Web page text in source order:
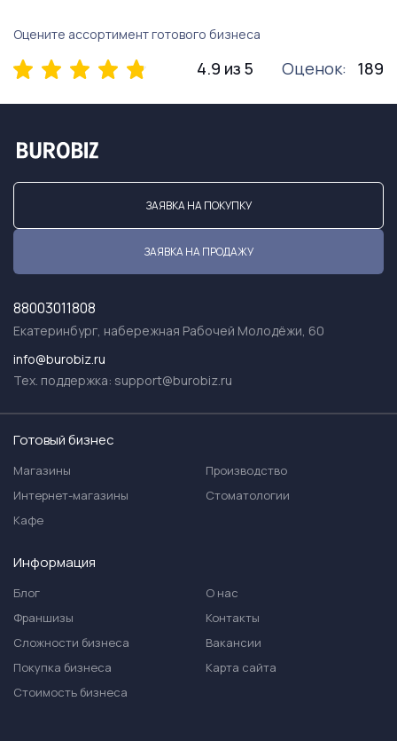
Оцените ассортимент готового бизнеса
4.9 из 5 Оценок: 189
ЗАЯВКА НА ПОКУПКУ
ЗАЯВКА НА ПРОДАЖУ
88003011808
Екатеринбург, набережная Рабочей Молодёжи, 60
info@burobiz.ru
Тех. поддержка: support@burobiz.ru
Готовый бизнес
Магазины
Интернет-магазины
Кафе
Производство
Стоматологии
Информация
Блог
Франшизы
Сложности бизнеса
Покупка бизнеса
Стоимость бизнеса
О нас
Контакты
Вакансии
Карта сайта